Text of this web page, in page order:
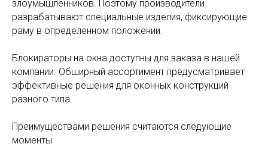
злоумышленников. Поэтому производители
разрабатывают специальные изделия, фиксирующие
раму в определенном положении.
Блокираторы на окна доступны для заказа в нашей
компании. Обширный ассортимент предусматривает
эффективные решения для оконных конструкций
разного типа.
Преимуществами решения считаются следующие
моменты: